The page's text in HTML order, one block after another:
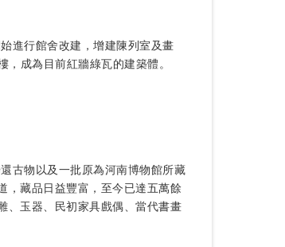
進行館舍改建，增建陳列室及畫
成為目前紅牆綠瓦的建築體。
古物以及一批原為河南博物館所藏
，藏品日益豐富，至今已達五萬餘
、玉器、民初家具戲偶、當代書畫